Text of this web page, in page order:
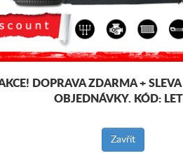
DOPRAVA ZDARMA +
OBJEDNÁVKY. KÓD:
Zavřít